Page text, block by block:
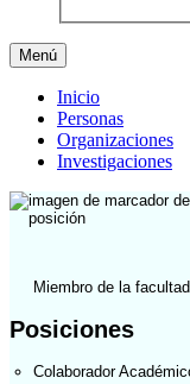
Menú
Inicio
Personas
Organizaciones
Investigaciones
Miembro de la facultad
Posiciones
Colaborador